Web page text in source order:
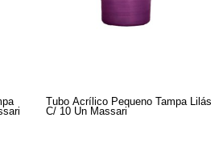
Tubo Acrílico Pequeno Tampa Lilás
C/ 10 Un Massari